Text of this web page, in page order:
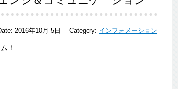
2016年10月 5日 Category: インフォメーション
！